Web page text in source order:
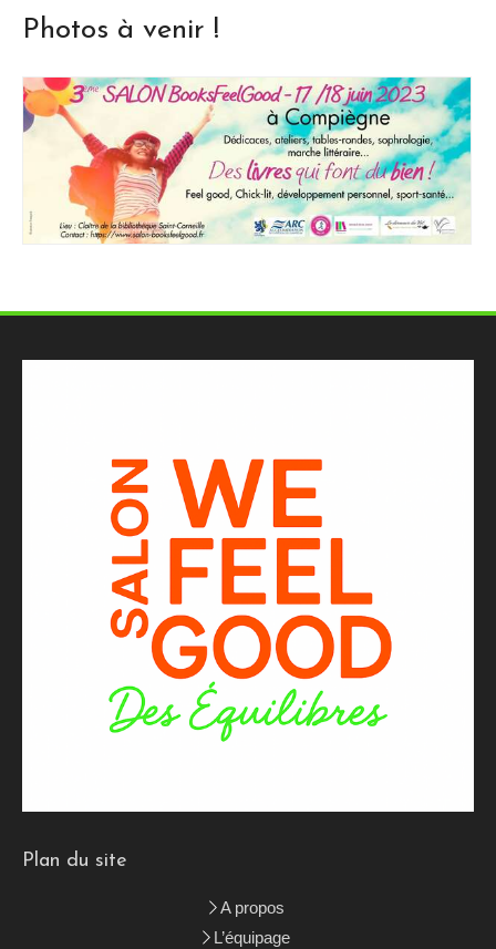
Photos à venir !
Plan du site
A propos
L’équipage